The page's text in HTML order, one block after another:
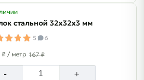
стальной 32х32х3 мм
5 6
₽ / метр 167 ₽
- +